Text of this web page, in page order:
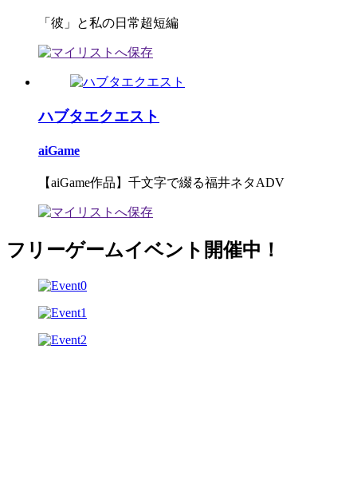
「彼」と私の日常超短編
ハブタエクエスト
aiGame
【aiGame作品】千文字で綴る福井ネタADV
フリーゲームイベント開催中！